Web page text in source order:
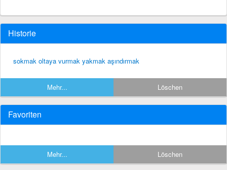
Historie
sokmak oltaya vurmak yakmak aşındırmak
Mehr... Löschen
Favoriten
Mehr... Löschen